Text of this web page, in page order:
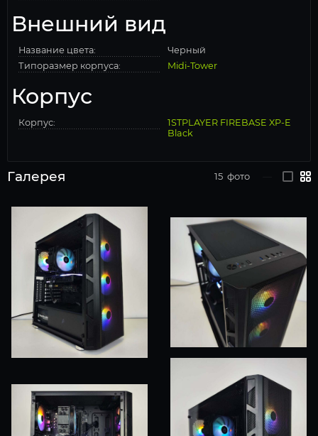
Внешний вид
Название цвета:
Черный
Типоразмер корпуса:
Midi-Tower
Корпус
Корпус:
1STPLAYER FIREBASE XP-E
Black
Галерея 15 фото